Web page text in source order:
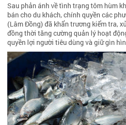
Sau phản ánh về tình trạng tôm hùm
bán cho du khách, chính quyền các
(Lâm Đồng) đã khẩn trương kiểm tra,
đồng thời tăng cường quản lý hoạt
quyền lợi người tiêu dùng và giữ gìn